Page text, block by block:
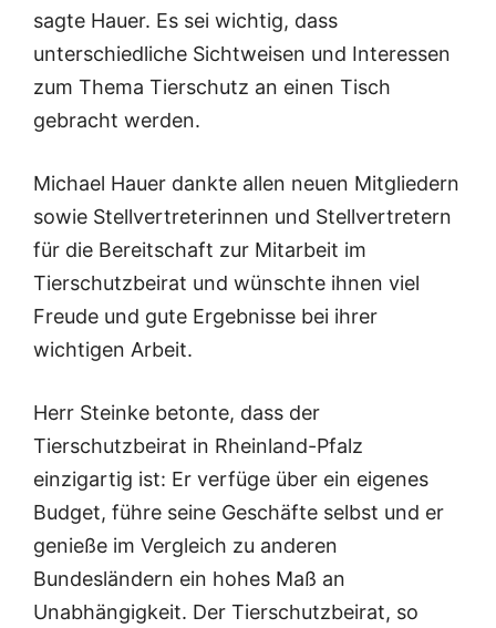
sagte Hauer. Es sei wichtig, dass
unterschiedliche Sichtweisen und Interessen
zum Thema Tierschutz an einen Tisch
gebracht werden.
Michael Hauer dankte allen neuen Mitgliedern
sowie Stellvertreterinnen und Stellvertretern
für die Bereitschaft zur Mitarbeit im
Tierschutzbeirat und wünschte ihnen viel
Freude und gute Ergebnisse bei ihrer
wichtigen Arbeit.
Herr Steinke betonte, dass der
Tierschutzbeirat in Rheinland-Pfalz
einzigartig ist: Er verfüge über ein eigenes
Budget, führe seine Geschäfte selbst und er
genieße im Vergleich zu anderen
Bundesländern ein hohes Maß an
Unabhängigkeit. Der Tierschutzbeirat, so